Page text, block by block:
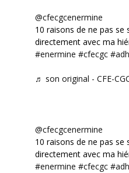
@cfecgcenermine
10 raisons de ne pas se
directement avec ma
#enermine #cfecgc
♬ son original - CFE-
@cfecgcenermine
10 raisons de ne pas se
directement avec ma
#enermine #cfecgc